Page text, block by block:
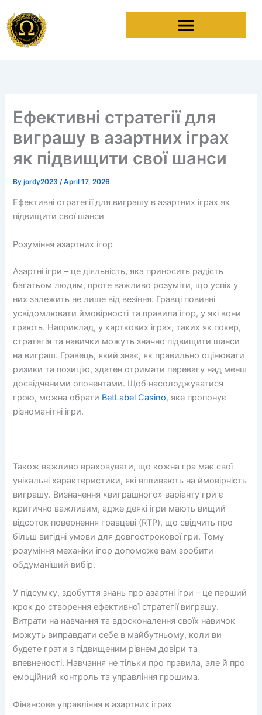
to
content
Ефективні стратегії для
виграшу в азартних іграх
як підвищити свої шанси
Byjordy2023 /April 17, 2026
Ефективні стратегії для виграшу в азартних іграх як
підвищити свої шанси
Розуміння азартних ігор
Азартні ігри – це діяльність, яка приносить радість
багатьом людям, проте важливо розуміти, що успіх у
них залежить не лише від везіння. Гравці повинні
усвідомлювати ймовірності та правила ігор, у які вони
грають. Наприклад, у карткових іграх, таких як покер,
стратегія та навички можуть значно підвищити шанси
на виграш. Гравець, який знає, як правильно оцінювати
ризики та позицію, здатен отримати перевагу над менш
досвідченими опонентами. Щоб насолоджуватися
грою, можна обрати BetLabel Casino, яке пропонує
різноманітні ігри.
Також важливо враховувати, що кожна гра має свої
унікальні характеристики, які впливають на ймовірність
виграшу. Визначення «виграшного» варіанту гри є
критично важливим, адже деякі ігри мають вищий
відсоток повернення гравцеві (RTP), що свідчить про
більш вигідні умови для довгострокової гри. Тому
розуміння механіки ігор допоможе вам зробити
обдуманіший вибір.
У підсумку, здобуття знань про азартні ігри – це перший
крок до створення ефективної стратегії виграшу.
Витрати на навчання та вдосконалення своїх навичок
можуть виправдати себе в майбутньому, коли ви
будете грати з підвищеним рівнем довіри та
впевненості. Навчання не тільки про правила, але й про
емоційний контроль та управління грошима.
Фінансове управління в азартних іграх